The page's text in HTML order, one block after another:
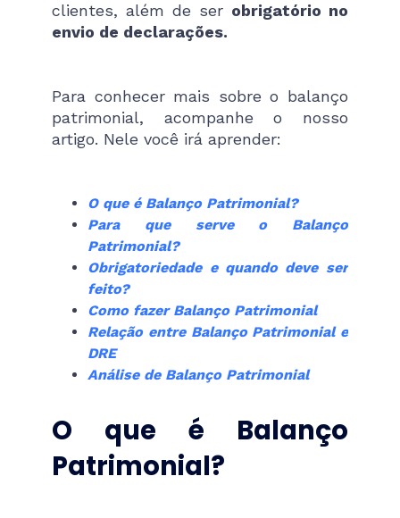
clientes, além de ser obrigatório no
envio de declarações.
Para conhecer mais sobre o balanço
patrimonial, acompanhe o nosso
artigo. Nele você irá aprender:
O que é Balanço Patrimonial?
Para que serve o Balanço
Patrimonial?
Obrigatoriedade e quando deve ser
feito?
Como fazer Balanço Patrimonial
Relação entre Balanço Patrimonial e
DRE
Análise de Balanço Patrimonial
O que é Balanço
Patrimonial?